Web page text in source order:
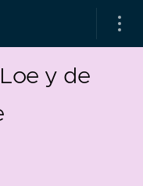
y de